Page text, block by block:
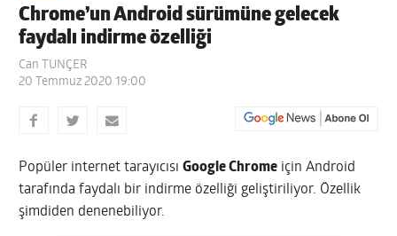
Chrome’un Android sürümüne gelecek
faydalı indirme özelliği
Can TUNÇER
20 Temmuz 2020 19:00
Popüler internet tarayıcısıGoogle Chrome için Android
tarafında faydalı bir indirme özelliği geliştiriliyor. Özellik
şimdiden denenebiliyor.